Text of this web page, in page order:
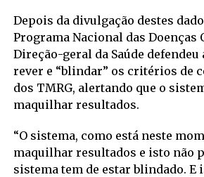
Depois da divulgação destes
Programa Nacional das Doenças
Direção-geral da Saúde defendeu
rever e “blindar” os critérios de
dos TMRG, alertando que o
maquilhar resultados.
“O sistema, como está neste
maquilhar resultados e isto não
sistema tem de estar blindado. E